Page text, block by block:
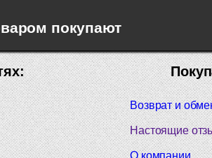
покупают
Возврат и
Настоящие
О компании